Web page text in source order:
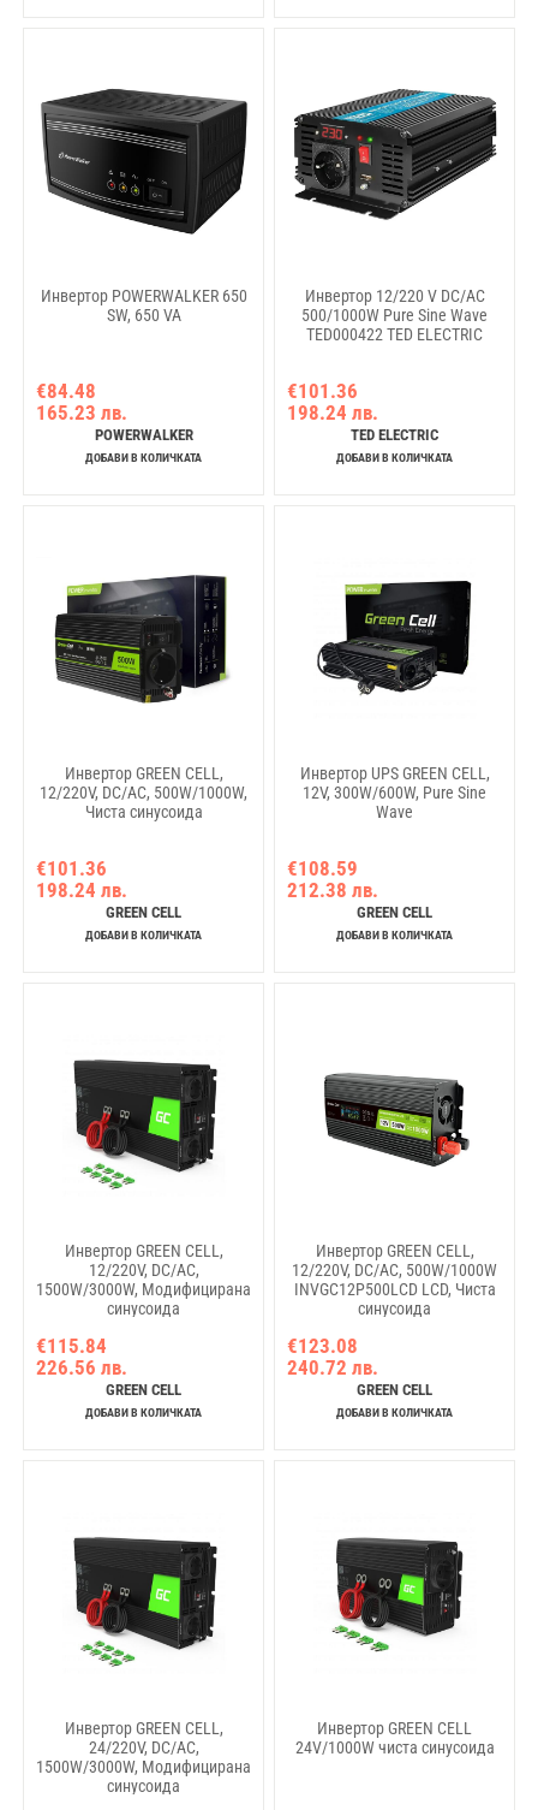
Инвертор POWERWALKER 650
SW, 650 VA
€84.48
165.23 лв.
POWERWALKER
ДОБАВИ В КОЛИЧКАТА
Инвертор 12/220 V DC/AC
500/1000W Pure Sine Wave
TED000422 TED ELECTRIC
€101.36
198.24 лв.
TED ELECTRIC
ДОБАВИ В КОЛИЧКАТА
Инвертор GREEN CELL,
12/220V, DC/AC, 500W/1000W,
Чиста синусоида
€101.36
198.24 лв.
GREEN CELL
ДОБАВИ В КОЛИЧКАТА
Инвертор UPS GREEN CELL,
12V, 300W/600W, Pure Sine
Wave
€108.59
212.38 лв.
GREEN CELL
ДОБАВИ В КОЛИЧКАТА
Инвертор GREEN CELL,
12/220V, DC/AC,
1500W/3000W, Модифицирана
синусоида
€115.84
226.56 лв.
GREEN CELL
ДОБАВИ В КОЛИЧКАТА
Инвертор GREEN CELL,
12/220V, DC/AC, 500W/1000W
INVGC12P500LCD LCD, Чиста
синусоида
€123.08
240.72 лв.
GREEN CELL
ДОБАВИ В КОЛИЧКАТА
Инвертор GREEN CELL,
24/220V, DC/AC,
1500W/3000W, Модифицирана
синусоида
Инвертор GREEN CELL
24V/1000W чиста синусоида